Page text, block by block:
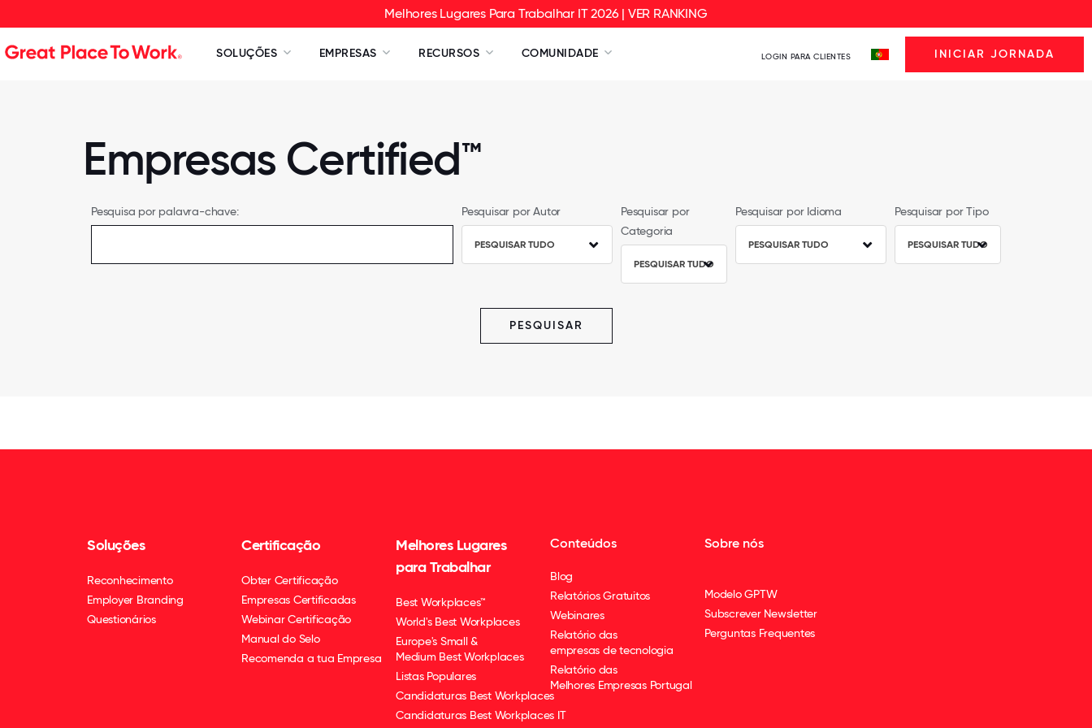
Melhores Lugares Para Trabalhar IT 2026 | VER RANKING
SOLUÇÕES EMPRESAS RECURSOS COMUNIDADE LOGIN PARA CLIENTES INICIAR JORNADA
Empresas Certified™
Pesquisa por palavra-chave: Pesquisar por Autor
PESQUISAR TUDO
Pesquisar por
Categoria
PESQUISAR TUDO
Pesquisar por Idioma
PESQUISAR TUDO
Pesquisar por Tipo
PESQUISAR TUDO
PESQUISAR
Soluções
Reconhecimento
Employer Branding
Questionários
Certificação
Obter Certificação
Empresas Certificadas
Webinar Certificação
Manual do Selo
Recomenda a tua Empresa
Melhores Lugares
para Trabalhar
Best Workplaces™
World's Best Workplaces
Europe's Small &
Medium Best Workplaces
Listas Populares
Candidaturas Best Workplaces
Candidaturas Best Workplaces IT
Conteúdos
Blog
Relatórios Gratuitos
Webinares
Relatório das
empresas de tecnologia
Relatório das
Melhores Empresas Portugal
Sobre nós
Modelo GPTW
Subscrever Newsletter
Perguntas Frequentes